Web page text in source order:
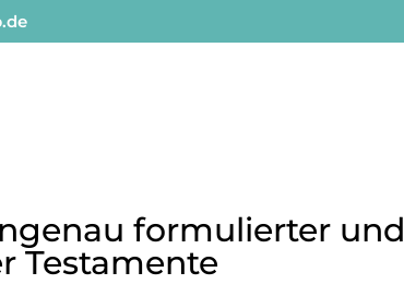
formulierter und
Testamente